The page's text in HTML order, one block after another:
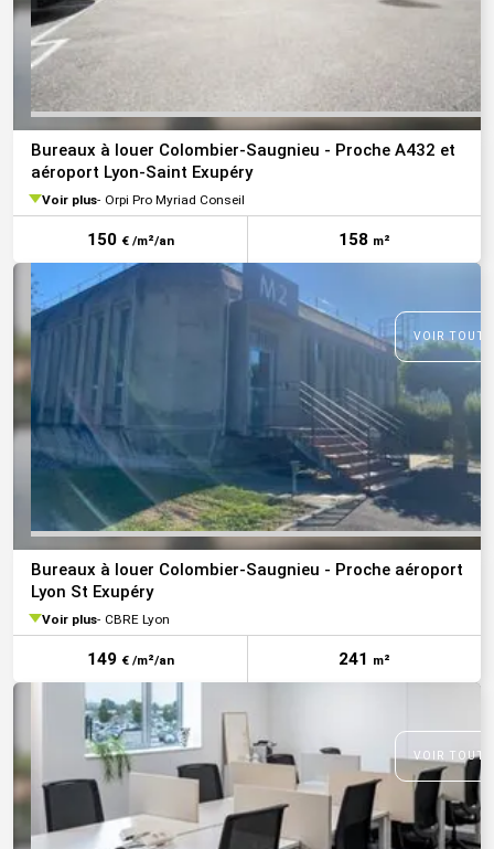
Bureaux à louer Colombier-Saugnieu - Proche A432 et
aéroport Lyon-Saint Exupéry
Voir plus Orpi Pro Myriad Conseil
150 € /m²/an 158 m²
VOIR
Bureaux à louer Colombier-Saugnieu - Proche aéroport
Lyon St Exupéry
Voir plus CBRE Lyon
149 € /m²/an 241 m²
VOIR